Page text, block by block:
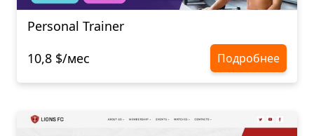
Personal Trainer
10,8 $/мес
Подробнее